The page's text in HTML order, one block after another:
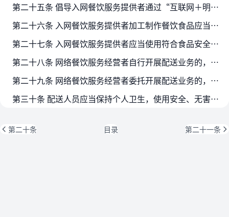
第二十五条 倡导入网餐饮服务提供者通过“互联网＋明厨亮灶”等方式，向社会公开餐饮食品加工制作过程，接受社会监督。
第二十六条 入网餐饮服务提供者加工制作餐饮食品应当符合下列要求：
第二十七条 入网餐饮服务提供者应当使用符合食品安全标准的食品容器、餐具、饮具和包装材料，对餐饮食品进行包装、封口，并保证封口开启后无法复原，防止餐饮食品在配送过程中受到污染…
第二十八条 网络餐饮服务经营者自行开展配送业务的，应当对配送人员进行食品安全培训、管理，培训记录保存期限不得少于二年。
第二十九条 网络餐饮服务经营者委托开展配送业务的，应当对受托方的食品安全保障能力进行审核，并监督受托方按照保证食品安全的要求贮存、配送。
第三十条 配送人员应当保持个人卫生，使用安全、无害的配送容器，保持容器清洁，并定期进行清洗消毒，保证配送过程中食品不受污染。
第二十条 目录 第二十一条